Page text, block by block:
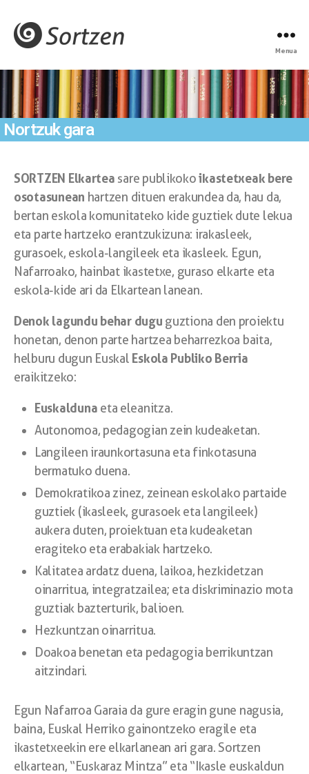
Menua
Nortzuk gara
SORTZEN Elkartea sare publikokoikastetxeak bere
osotasunean hartzen dituen erakundea da, hau da,
bertan eskola komunitateko kide guztiek dute lekua
eta parte hartzeko erantzukizuna: irakasleek,
gurasoek, eskola-langileek eta ikasleek. Egun,
Nafarroako, hainbat ikastetxe, guraso elkarte eta
eskola-kide ari da Elkartean lanean.
Denok lagundu behar dugu guztiona den proiektu
honetan, denon parte hartzea beharrezkoa baita,
helburu dugun Euskal Eskola Publiko Berria
eraikitzeko:
Euskalduna eta eleanitza.
Autonomoa, pedagogian zein kudeaketan.
Langileen iraunkortasuna eta finkotasuna
bermatuko duena.
Demokratikoa zinez, zeinean eskolako partaide
guztiek (ikasleek, gurasoek eta langileek)
aukera duten, proiektuan eta kudeaketan
eragiteko eta erabakiak hartzeko.
Kalitatea ardatz duena, laikoa, hezkidetzan
oinarritua, integratzailea; eta diskriminazio mota
guztiak bazterturik, balioen.
Hezkuntzan oinarritua.
Doakoa benetan eta pedagogia berrikuntzan
aitzindari.
Egun Nafarroa Garaia da gure eragin gune nagusia,
baina, Euskal Herriko gainontzeko eragile eta
ikastetxeekin ere elkarlanean ari gara. Sortzen
elkartean, “Euskaraz Mintza” eta “Ikasle euskaldun